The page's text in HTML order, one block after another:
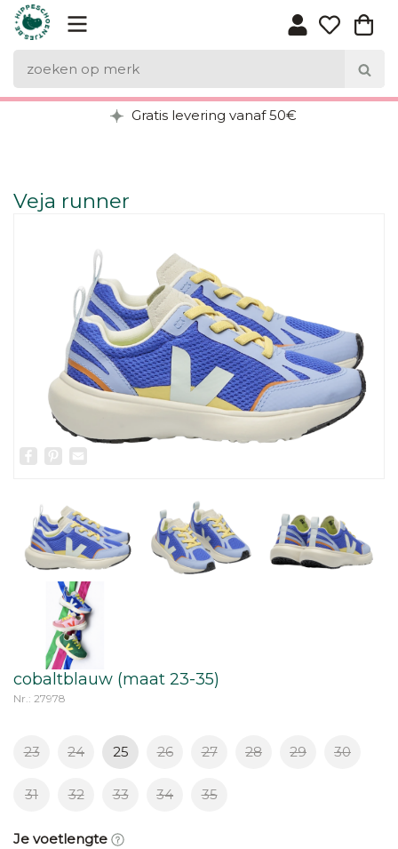
Gratis levering vanaf 50€
Veja runner
Facebook
Pinterest
cobaltblauw (maat 23-35)
Nr.: 27978
23 24 25 26 27 28 29 30
31 32 33 34 35
Je voetlengte